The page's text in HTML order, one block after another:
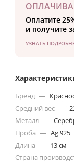
Оплатите
и получите
УЗНАТЬ
Бренд —
Средний вес —
Металл —
Проба — Ag 925
Длина — 13 см
Страна